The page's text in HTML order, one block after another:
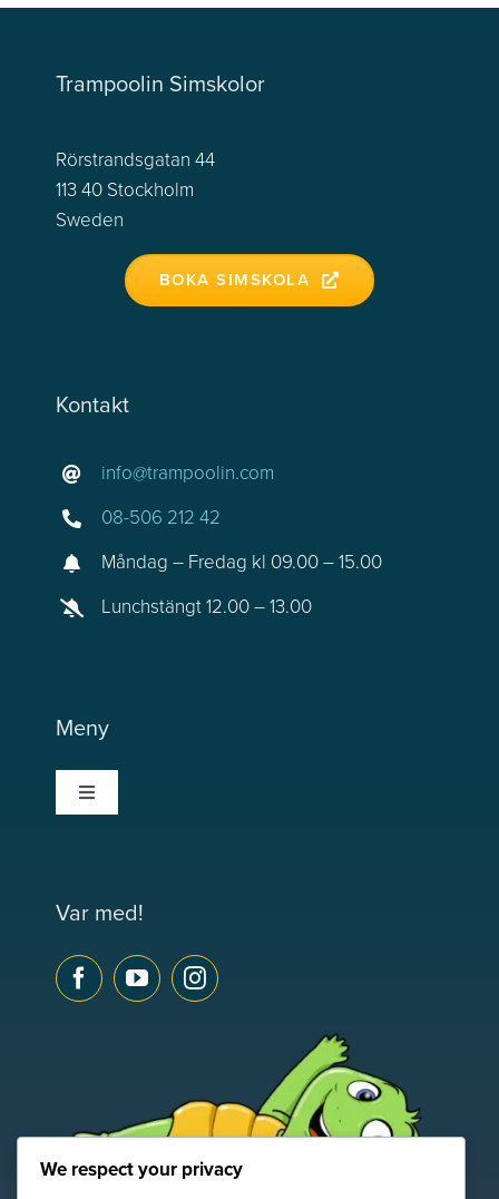
Trampoolin Simskolor
Rörstrandsgatan 44
113 40 Stockholm
Sweden
BOKA SIMSKOLA
Kontakt
info@trampoolin.com
08-506 212 42
Måndag – Fredag kl 09.00 – 15.00
Lunchstängt 12.00 – 13.00
Meny
Toggle
Våra kurser
Simmärken
Webbshop
Var med!
We respect your privacy